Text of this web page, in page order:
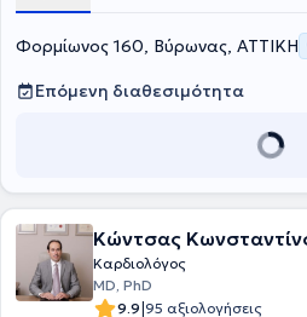
Φορμίωνος 160, Βύρωνας, ΑΤΤΙΚΗ
Επόμενη διαθεσιμότητα
Κώντσας
Καρδιολόγος
MD, PhD
9.9|95 αξιολογήσεις